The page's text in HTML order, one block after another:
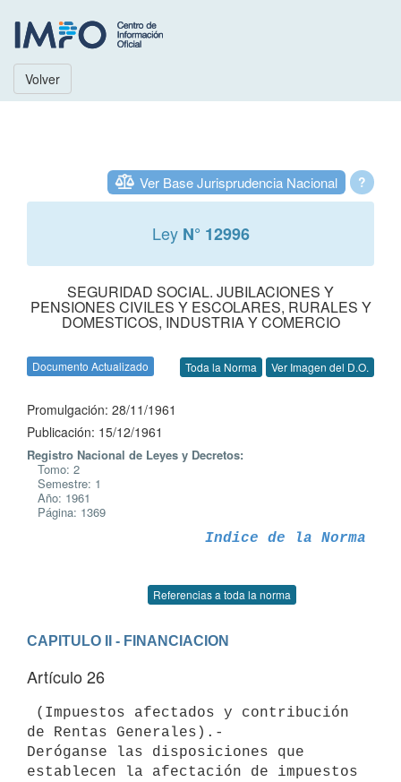
Volver
?
Ver Base Jurisprudencia Nacional
Ley N° 12996
SEGURIDAD SOCIAL. JUBILACIONES Y
PENSIONES CIVILES Y ESCOLARES, RURALES Y
DOMESTICOS, INDUSTRIA Y COMERCIO
Documento Actualizado Toda la Norma Ver Imagen del D.O.
Promulgación: 28/11/1961
Publicación: 15/12/1961
Registro Nacional de Leyes y Decretos:
Tomo: 2
Semestre: 1
Año: 1961
Página: 1369
Indice de la Norma
Referencias a toda la norma
CAPITULO II - FINANCIACION
Artículo 26
de Rentas Generales).-
Deróganse las disposiciones que
establecen la afectación de impuestos